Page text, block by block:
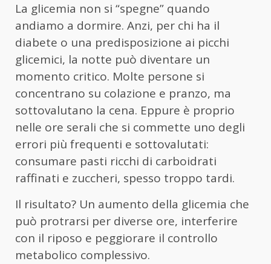
La glicemia non si “spegne” quando
andiamo a dormire. Anzi, per chi ha il
diabete o una predisposizione ai picchi
glicemici, la notte può diventare un
momento critico. Molte persone si
concentrano su colazione e pranzo, ma
sottovalutano la cena. Eppure è proprio
nelle ore serali che si commette uno degli
errori più frequenti e sottovalutati:
consumare pasti ricchi di carboidrati
raffinati e zuccheri, spesso troppo tardi.
Il risultato? Un aumento della glicemia che
può protrarsi per diverse ore, interferire
con il riposo e peggiorare il controllo
metabolico complessivo.